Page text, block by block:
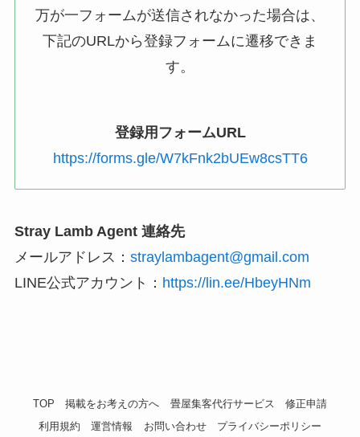
万が一フォームが送信されなかった場合は、
下記のURLから登録フォームに遷移できま
す。
登録用フォームURL
https://forms.gle/W7kFnk2bUEw8csTT6
Stray Lamb Agent 連絡先
メールアドレス： straylambagent@gmail.com
LINE公式アカウント： https://lin.ee/HbeyHNm
TOP 掲載をお考えの方へ 畳屋集客代行サービス
修正申請
利用規約
運営情報 お問い合わせ プライバシーポリシー